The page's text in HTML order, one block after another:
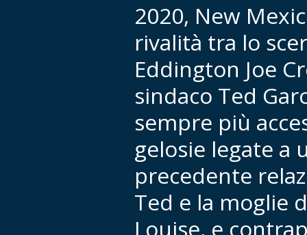
2020, New
rivalità tra lo
Eddington Joe
sindaco Ted
sempre più
gelosie legate a
precedente
Ted e la moglie
Louise, e